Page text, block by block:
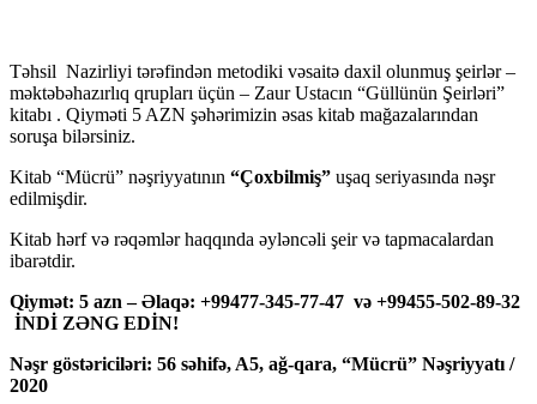
Təhsil Nazirliyi tərəfindən metodiki vəsaitə daxil olunmuş şeirlər –
məktəbəhazırlıq qrupları üçün – Zaur Ustacın “Güllünün Şeirləri”
kitabı . Qiyməti 5 AZN şəhərimizin əsas kitab mağazalarından
soruşa bilərsiniz.
Kitab “Mücrü” nəşriyyatının “Çoxbilmiş” uşaq seriyasında nəşr
edilmişdir.
Kitab hərf və rəqəmlər haqqında əyləncəli şeir və tapmacalardan
ibarətdir.
Qiymət: 5 azn – Əlaqə: +99477-345-77-47 və +99455-502-89-32
İNDİ ZƏNG EDİN!
Nəşr göstəriciləri: 56 səhifə, A5, ağ-qara, “Mücrü” Nəşriyyatı /
2020